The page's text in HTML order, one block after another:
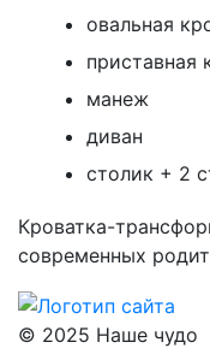
овальная
приставная
манеж
диван
столик + 2
Кроватка-
современных
© 2025 Наше чудо